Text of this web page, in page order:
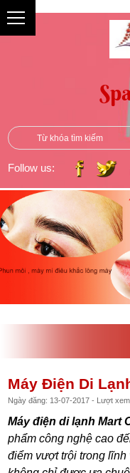
Follow us:
Máy Điện Di
Ngày đăng: 13-07-2017 - Lượt
Máy điện di lạnh Mart
phẩm công nghệ cao
điểm vượt trội trong